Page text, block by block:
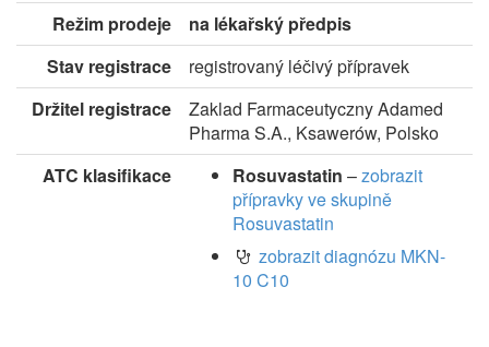
Režim prodeje
na lékařský předpis
Stav registrace
registrovaný léčivý přípravek
Držitel registrace
Zaklad Farmaceutyczny Adamed
Pharma S.A., Ksawerów, Polsko
ATC klasifikace
Rosuvastatin –zobrazit
přípravky ve skupině
Rosuvastatin
zobrazit diagnózu MKN-
10 C10